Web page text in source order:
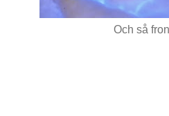
Och så